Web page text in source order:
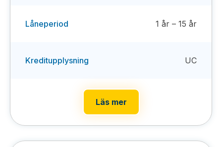
Låneperiod 1 år – 15 år
Kreditupplysning UC
Läs mer